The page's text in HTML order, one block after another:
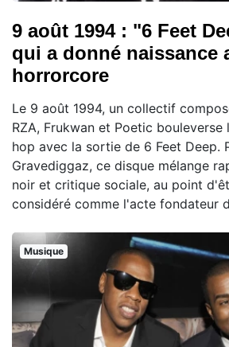
9 août 1994 : "6 Feet
qui a donné naissance
horrorcore
Le 9 août 1994, un collectif
RZA, Frukwan et Poetic
hop avec la sortie de 6 Feet Deep.
Gravediggaz, ce disque mélange
noir et critique sociale, au point
considéré comme l'acte fondateur
Musique